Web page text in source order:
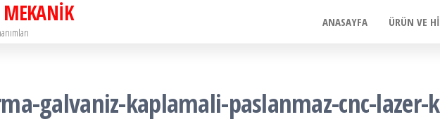
MEKANİK ANASAYFA ÜRÜN VE
galvaniz-kaplamali-paslanmaz-cnc-